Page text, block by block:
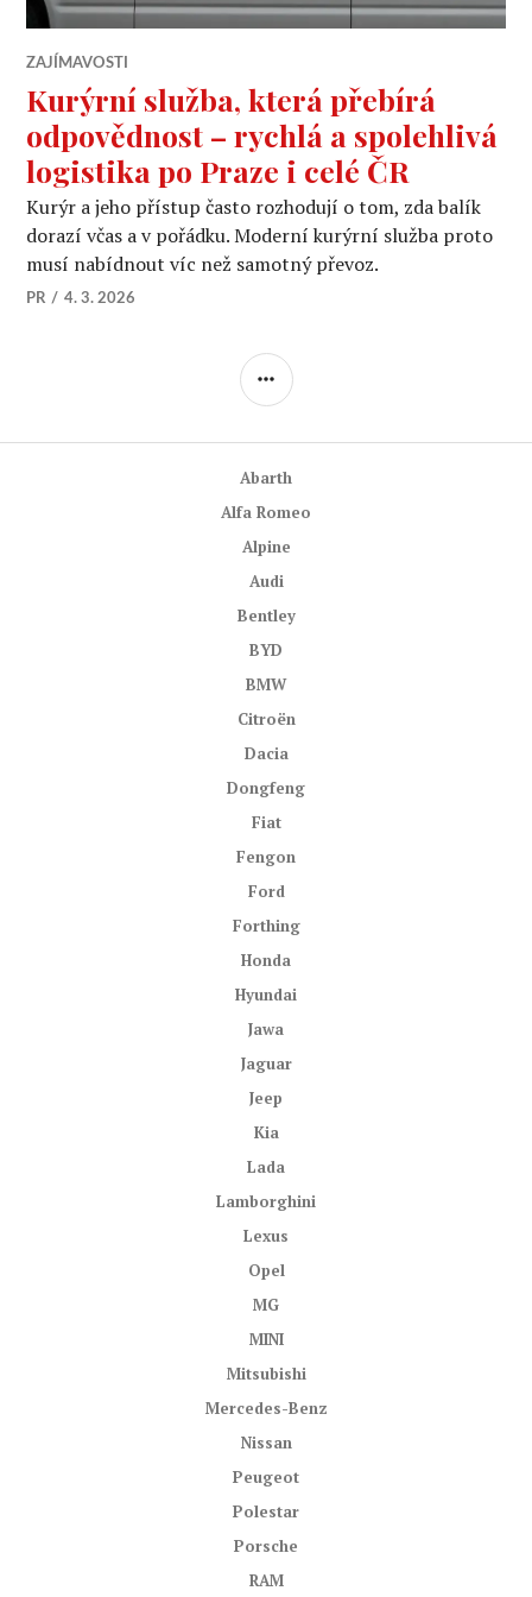
ZAJÍMAVOSTI
Kurýrní služba, která přebírá
odpovědnost – rychlá a spolehlivá
logistika po Praze i celé ČR
Kurýr a jeho přístup často rozhodují o tom, zda balík
dorazí včas a v pořádku. Moderní kurýrní služba proto
musí nabídnout víc než samotný převoz.
PR 4. 3. 2026
POSTRANNÍ
Abarth
Alfa Romeo
Alpine
Audi
Bentley
BYD
BMW
Citroën
Dacia
Dongfeng
Fiat
Fengon
Ford
Forthing
Honda
Hyundai
Jawa
Jaguar
Jeep
Kia
Lada
Lamborghini
Lexus
Opel
MG
MINI
Mitsubishi
Mercedes-Benz
Nissan
Peugeot
Polestar
Porsche
RAM